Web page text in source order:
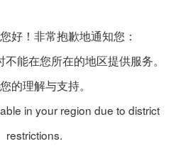
好！非常抱歉地通知您：
能在您所在的地区提供服务。
的理解与支持。
in your region due to district
restrictions.